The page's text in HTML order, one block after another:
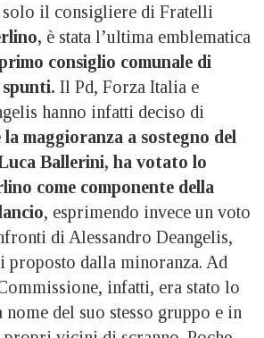
solo il consigliere di Fratelli
è stata l’ultima emblematica
consiglio comunale di
Il Pd, Forza Italia e
hanno infatti deciso di
la maggioranza a sostegno del
Ballerini, ha votato lo
come componente della
, esprimendo invece un voto
di Alessandro Deangelis,
proposto dalla minoranza. Ad
infatti, era stato lo
del suo stesso gruppo e in